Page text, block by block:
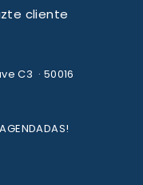
cliente
C3 · 50016